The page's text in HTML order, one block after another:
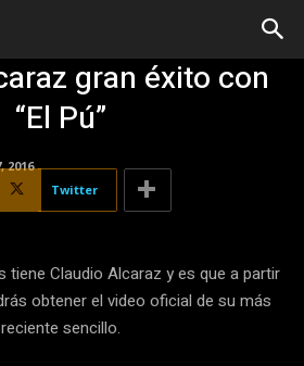
gran éxito con
“El Pú”
2016
Twitter
tiene Claudio Alcaraz y es que a partir
obtener el video oficial de su más
reciente sencillo.